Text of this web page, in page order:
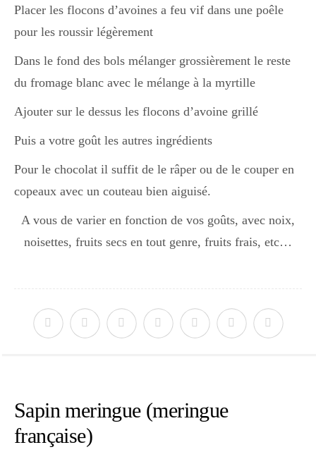
Semaines Spéciales
cupcake
Halloween
Japon
Placer les flocons d’avoines a feu vif dans une poêle
pour les roussir légèrement
Dans le fond des bols mélanger grossièrement le reste
du fromage blanc avec le mélange à la myrtille
Ajouter sur le dessus les flocons d’avoine grillé
Puis a votre goût les autres ingrédients
Pour le chocolat il suffit de le râper ou de le couper en
copeaux avec un couteau bien aiguisé.
A vous de varier en fonction de vos goûts, avec noix,
noisettes, fruits secs en tout genre, fruits frais, etc…
Sapin meringue (meringue
française)